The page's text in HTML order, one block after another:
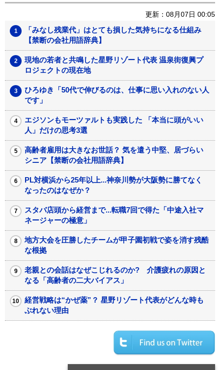
更新：08月07日 00:05
「みなし残業代」はとても損した気持ちになる仕組み
【禁断の会社用語辞典】
現地の若者と共鳴した星野リゾート代表 温泉街復興プ
ロジェクトの現在地
ひろゆき「50代で伸びるのは、仕事に思い入れのない人
です」
エジソンもモーツァルトも実践した 「本当に頭がいい
人」だけの思考3選
高齢者雇用は大きなお世話？ 気を遣う中堅、居づらい
シニア【禁断の会社用語辞典】
PL対横浜から25年以上...神奈川勢が大阪勢に勝てなく
なったのはなぜか？
スタバ店頭から経営まで...転職7回で得た「中途入社マ
ネージャーの極意」
地方大会を圧勝したチームが甲子園初戦で姿を消す残酷
な根拠
老親との会話はなぜこじれるのか? 介護疲れの原因と
なる「高齢者の二大バイアス」
経営戦略は“かぜ薬”？ 星野リゾート代表がどんな時も
ぶれない理由